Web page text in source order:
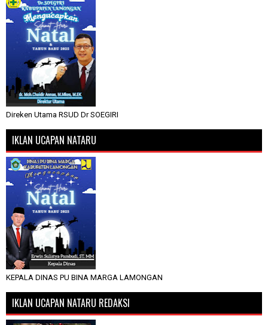
Direken Utama RSUD Dr SOEGIRI
IKLAN UCAPAN NATARU
KEPALA DINAS PU BINA MARGA LAMONGAN
IKLAN UCAPAN NATARU REDAKSI